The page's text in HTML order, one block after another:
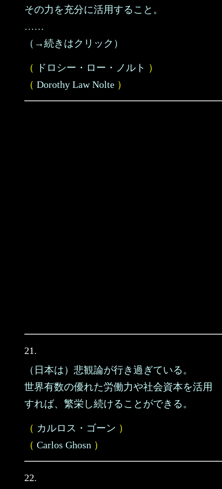
その力を充分に活用すること。
……
（→続きはクリック）
（ ドロシー・ロー・ノルト ）
（ Dorothy Law Nolte ）
21.
（日本は）悲観論が行き過ぎている。
世界有数の優れた労働力や社会資本を活用
すれば、繁栄し続けることができる。
（ カルロス・ゴーン ）
（ Carlos Ghosn ）
22.